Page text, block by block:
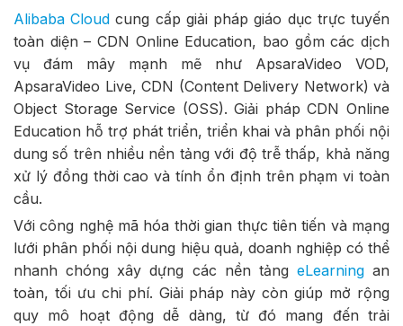
Alibaba Cloud cung cấp giải pháp giáo dục trực tuyến
toàn diện – CDN Online Education, bao gồm các dịch
vụ đám mây mạnh mẽ như ApsaraVideo VOD,
ApsaraVideo Live, CDN (Content Delivery Network) và
Object Storage Service (OSS). Giải pháp CDN Online
Education hỗ trợ phát triển, triển khai và phân phối nội
dung số trên nhiều nền tảng với độ trễ thấp, khả năng
xử lý đồng thời cao và tính ổn định trên phạm vi toàn
cầu.
Với công nghệ mã hóa thời gian thực tiên tiến và mạng
lưới phân phối nội dung hiệu quả, doanh nghiệp có thể
nhanh chóng xây dựng các nền tảng eLearningan
toàn, tối ưu chi phí. Giải pháp này còn giúp mở rộng
quy mô hoạt động dễ dàng, từ đó mang đến trải